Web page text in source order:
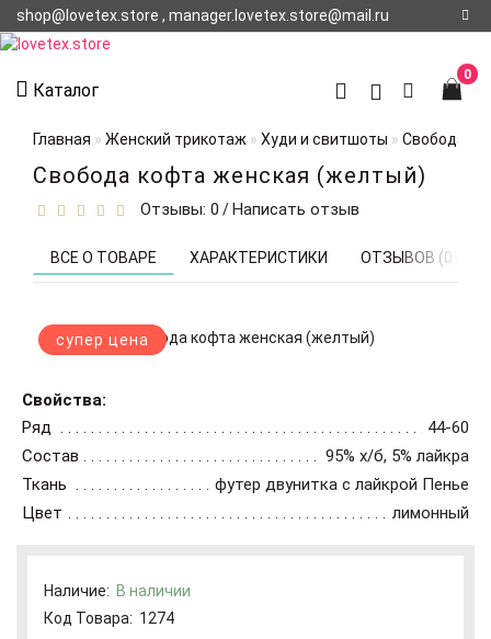
shop@lovetex.store , manager.lovetex.store@mail.ru
О НАС
О
ДОСТАВКЕ
Каталог
0
Главная Женский трикотаж Худи и свитшоты Свобода
Свобода кофта женская (желтый)
Отзывы: 0 /Написать отзыв
ВСЕ О ТОВАРЕ ХАРАКТЕРИСТИКИ ОТЗЫВОВ (0)
супер цена
Свойства:
Ряд
44-60
Состав
95% х/б, 5% лайкра
Ткань
футер двунитка с лайкрой Пенье
Цвет
лимонный
Наличие: В наличии
Код Товара: 1274